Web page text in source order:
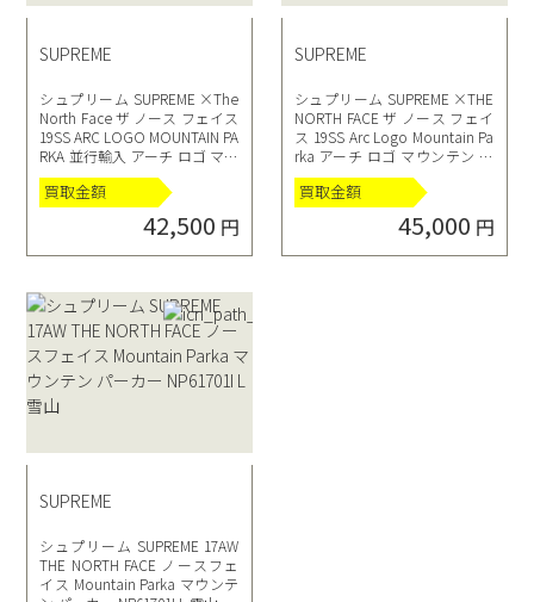
SUPREME
シュプリーム SUPREME ×The
North Face ザ ノース フェイス
19SS ARC LOGO MOUNTAIN PA
RKA 並行輸入 アーチ ロゴ マウ
ンテン パーカー ジャケット L
青 ブルー
買取金額
42,500 円
SUPREME
シュプリーム SUPREME ×THE
NORTH FACE ザ ノース フェイ
ス 19SS Arc Logo Mountain Pa
rka アーチ ロゴ マウンテン ジ
ャケット パーカー L 黒 ブラッ
ク
買取金額
45,000 円
SUPREME
シュプリーム SUPREME 17AW
THE NORTH FACE ノースフェ
イス Mountain Parka マウンテ